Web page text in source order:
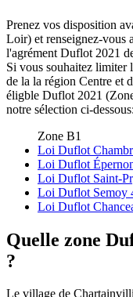
Prenez vos disposition
Loir) et renseignez-vous
l'agrément Duflot 2021
Si vous souhaitez limiter
de la la région Centre et
éligble Duflot 2021
notre sélection ci-dessous:
Zone B1
Loi Duflot
Loi Duflot
Loi Duflot Saint-
Loi Duflot Semoy
Loi Duflot
Quelle zone
?
Le village de